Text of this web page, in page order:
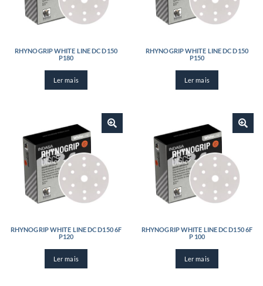
RHYNOGRIP WHITE LINE DC D150
P180
Ler mais
RHYNOGRIP WHITE LINE DC D150
P150
Ler mais
RHYNOGRIP WHITE LINE DC D150 6F
P120
Ler mais
RHYNOGRIP WHITE LINE DC D150 6F
P 100
Ler mais